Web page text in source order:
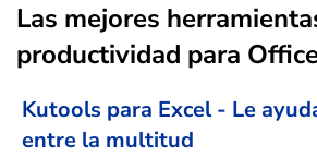
Las mejores
productividad para
Kutools para Excel - Le
entre la multitud